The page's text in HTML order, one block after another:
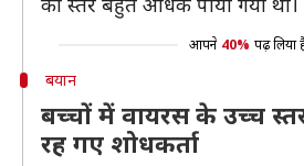
आपने 40% पढ़ लिया
बयान
बच्चों में वायरस के उच्च
रह गए शोधकर्ता